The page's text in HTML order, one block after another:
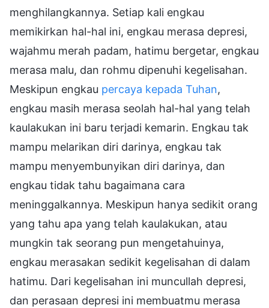
menghilangkannya. Setiap kali engkau
memikirkan hal-hal ini, engkau merasa depresi,
wajahmu merah padam, hatimu bergetar, engkau
merasa malu, dan rohmu dipenuhi kegelisahan.
Meskipun engkau percaya kepada Tuhan,
engkau masih merasa seolah hal-hal yang telah
kaulakukan ini baru terjadi kemarin. Engkau tak
mampu melarikan diri darinya, engkau tak
mampu menyembunyikan diri darinya, dan
engkau tidak tahu bagaimana cara
meninggalkannya. Meskipun hanya sedikit orang
yang tahu apa yang telah kaulakukan, atau
mungkin tak seorang pun mengetahuinya,
engkau merasakan sedikit kegelisahan di dalam
hatimu. Dari kegelisahan ini muncullah depresi,
dan perasaan depresi ini membuatmu merasa